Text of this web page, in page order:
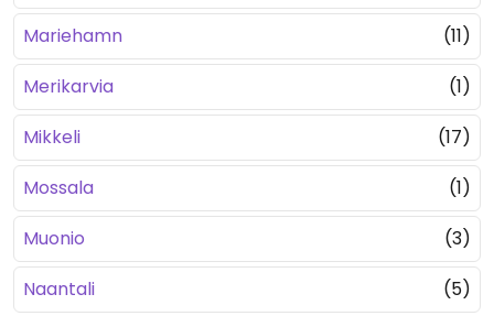
Mariehamn
(11)
Merikarvia
(1)
Mikkeli
(17)
Mossala
(1)
Muonio
(3)
Naantali
(5)